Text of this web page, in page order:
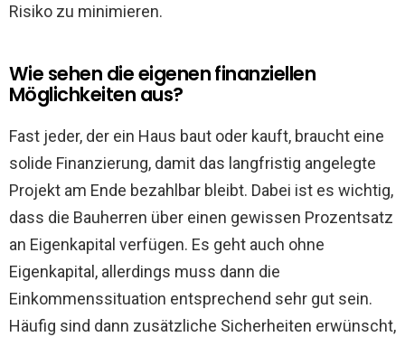
Risiko zu minimieren.
Wie sehen die eigenen finanziellen
Möglichkeiten aus?
Fast jeder, der ein Haus baut oder kauft, braucht eine
solide Finanzierung, damit das langfristig angelegte
Projekt am Ende bezahlbar bleibt. Dabei ist es wichtig,
dass die Bauherren über einen gewissen Prozentsatz
an Eigenkapital verfügen. Es geht auch ohne
Eigenkapital, allerdings muss dann die
Einkommenssituation entsprechend sehr gut sein.
Häufig sind dann zusätzliche Sicherheiten erwünscht,